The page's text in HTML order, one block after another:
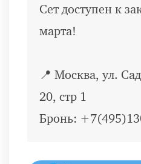
Сет доступен к
марта!
📍 Москва, ул.
20, стр 1
Бронь: